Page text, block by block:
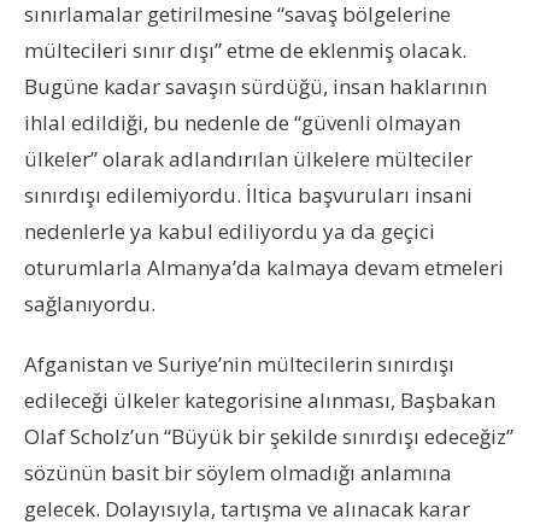
sınırlamalar getirilmesine “savaş bölgelerine
mültecileri sınır dışı” etme de eklenmiş olacak.
Bugüne kadar savaşın sürdüğü, insan haklarının
ihlal edildiği, bu nedenle de “güvenli olmayan
ülkeler” olarak adlandırılan ülkelere mülteciler
sınırdışı edilemiyordu. İltica başvuruları insani
nedenlerle ya kabul ediliyordu ya da geçici
oturumlarla Almanya’da kalmaya devam etmeleri
sağlanıyordu.
Afganistan ve Suriye’nin mültecilerin sınırdışı
edileceği ülkeler kategorisine alınması, Başbakan
Olaf Scholz’un “Büyük bir şekilde sınırdışı edeceğiz”
sözünün basit bir söylem olmadığı anlamına
gelecek. Dolayısıyla, tartışma ve alınacak karar